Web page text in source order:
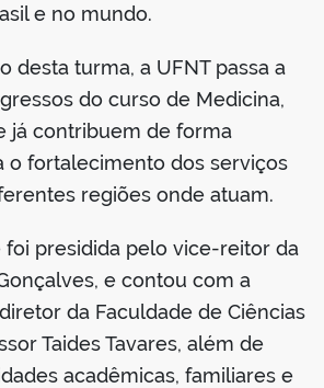
e no mundo.
desta turma, a UFNT passa a
do curso de Medicina,
já contribuem de forma
o fortalecimento dos serviços
regiões onde atuam.
foi presidida pelo vice-reitor da
e contou com a
da Faculdade de Ciências
Taides Tavares, além de
acadêmicas, familiares e